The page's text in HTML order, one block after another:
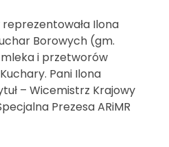
Ilona
Borowych (gm.
i przetworów
Pani Ilona
– Wicemistrz Krajowy
Prezesa ARiMR